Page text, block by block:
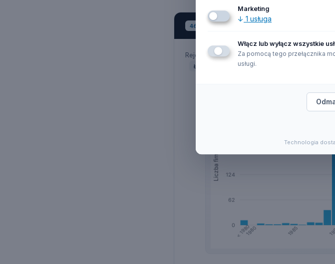
46.39.Z Sprzedaż hurtowa
Rejestracje firm z branży PKD46.39.Zw latach
Łącznie: 5 264 firm
Marketing
↓ 1 usługa
Włącz lub wyłącz wszystkie
Za pomocą tego przełącznika
usługi.
Technologia